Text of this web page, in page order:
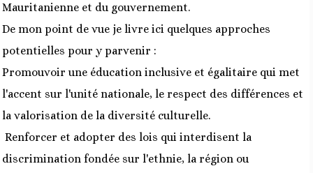
Mauritanienne et du gouvernement.
De mon point de vue je livre ici quelques approches
potentielles pour y parvenir :
Promouvoir une éducation inclusive et égalitaire qui met
l'accent sur l'unité nationale, le respect des différences et
la valorisation de la diversité culturelle.
Renforcer et adopter des lois qui interdisent la
discrimination fondée sur l'ethnie, la région ou